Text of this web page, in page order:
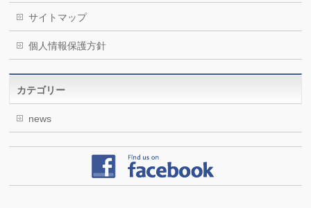
サイトマップ
個人情報保護方針
カテゴリー
news